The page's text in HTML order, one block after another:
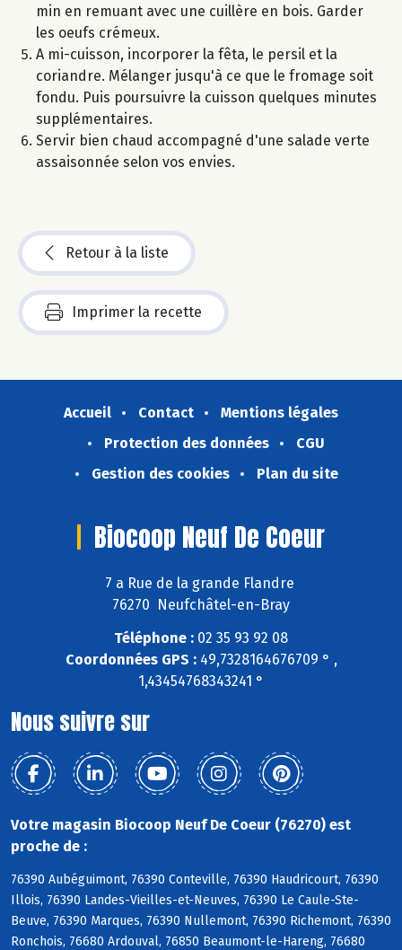
min en remuant avec une cuillère en bois. Garder
les oeufs crémeux.
A mi-cuisson, incorporer la fêta, le persil et la
coriandre. Mélanger jusqu'à ce que le fromage soit
fondu. Puis poursuivre la cuisson quelques minutes
supplémentaires.
Servir bien chaud accompagné d'une salade verte
assaisonnée selon vos envies.
Retour à la liste
Imprimer la recette
Accueil Contact
Mentions légales
Protection des données
CGU
Gestion des cookies
Plan du site
Biocoop Neuf De Coeur
7 a Rue de la grande Flandre
76270 Neufchâtel-en-Bray
Téléphone : 02 35 93 92 08
Coordonnées GPS :49,7328164676709 ° ,
1,43454768343241 °
Nous suivre sur
Votre magasin Biocoop Neuf De Coeur (76270) est
proche de :
76390 Aubéguimont, 76390 Conteville, 76390 Haudricourt, 76390
Illois, 76390 Landes-Vieilles-et-Neuves, 76390 Le Caule-Ste-
Beuve, 76390 Marques, 76390 Nullemont, 76390 Richemont, 76390
Ronchois, 76680 Ardouval, 76850 Beaumont-le-Hareng, 76680